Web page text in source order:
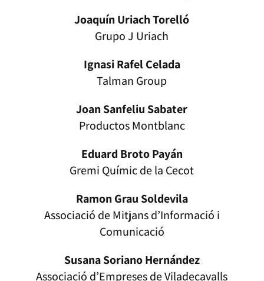
Joaquín Uriach Torelló
Grupo J Uriach
Ignasi Rafel Celada
Talman Group
Joan Sanfeliu Sabater
Productos Montblanc
Eduard Broto Payán
Gremi Químic de la Cecot
Ramon Grau Soldevila
Associació de Mitjans d’Informació i
Comunicació
Susana Soriano Hernández
Associació d’Empreses de Viladecavalls